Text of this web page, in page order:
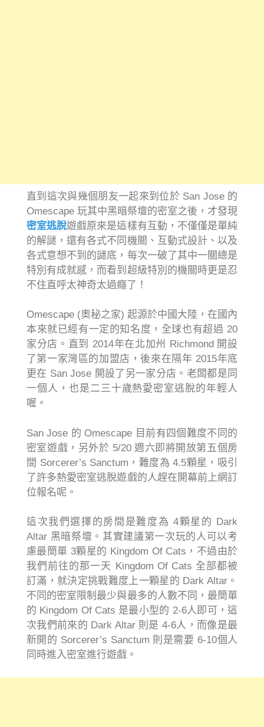
直到這次與幾個朋友一起來到位於 San Jose 的
Omescape 玩其中黑暗祭壇的密室之後，才發現
密室逃脫遊戲原來是這樣有互動，不僅僅是單純
的解謎，還有各式不同機關、互動式設計、以及
各式意想不到的謎底，每次一破了其中一關總是
特別有成就感，而看到超級特別的機關時更是忍
不住直呼太神奇太過癮了！
Omescape (奧秘之家) 起源於中國大陸，在國內
本來就已經有一定的知名度，全球也有超過 20
家分店。直到 2014年在北加州 Richmond 開設
了第一家灣區的加盟店，後來在隔年 2015年底
更在 San Jose 開設了另一家分店。老闆都是同
一個人，也是二三十歲熱愛密室逃脫的年輕人
喔。
San Jose 的 Omescape 目前有四個難度不同的
密室遊戲，另外於 5/20 週六即將開放第五個房
間 Sorcerer’s Sanctum，難度為 4.5顆星，吸引
了許多熱愛密室逃脫遊戲的人趕在開幕前上網訂
位報名呢。
這次我們選擇的房間是難度為 4顆星的 Dark
Altar 黑暗祭壇。其實建議第一次玩的人可以考
慮最簡單 3顆星的 Kingdom Of Cats，不過由於
我們前往的那一天 Kingdom Of Cats 全部都被
訂滿，就決定挑戰難度上一顆星的 Dark Altar。
不同的密室限制最少與最多的人數不同，最簡單
的 Kingdom Of Cats 是最小型的 2-6人即可，這
次我們前來的 Dark Altar 則是 4-6人，而像是最
新開的 Sorcerer’s Sanctum 則是需要 6-10個人
同時進入密室進行遊戲。